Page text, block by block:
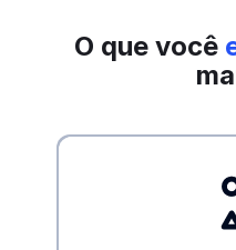
O que você
Mapeie
da sua